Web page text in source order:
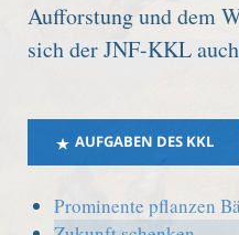
Aufforstung und dem
sich der JNF-KKL auch
AUFGABEN DES KKL
Prominente pflanzen